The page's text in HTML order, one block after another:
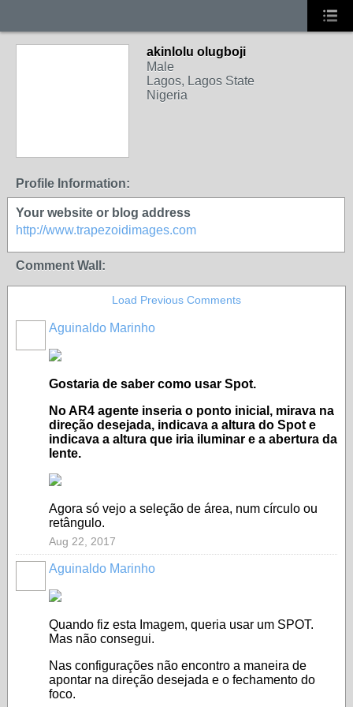
akinlolu olugboji
Male
Lagos, Lagos State
Nigeria
Profile Information:
Your website or blog address
http://www.trapezoidimages.com
Comment Wall:
Load Previous Comments
Aguinaldo Marinho
Gostaria de saber como usar Spot.
No AR4 agente inseria o ponto inicial, mirava na
direção desejada, indicava a altura do Spot e
indicava a altura que iria iluminar e a abertura da
lente.
Agora só vejo a seleção de área, num círculo ou
retângulo.
Aug 22, 2017
Aguinaldo Marinho
Quando fiz esta Imagem, queria usar um SPOT.
Mas não consegui.
Nas configurações não encontro a maneira de
apontar na direção desejada e o fechamento do
foco.